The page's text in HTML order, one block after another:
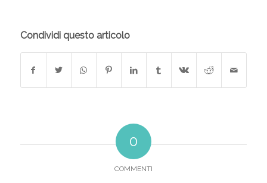
Condividi questo articolo
0
COMMENTI